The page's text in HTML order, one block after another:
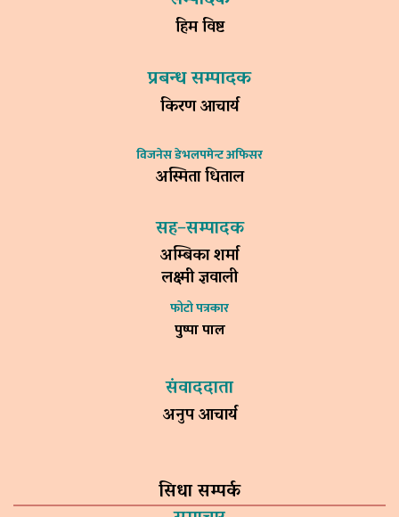
हिम विष्ट
प्रबन्ध सम्पादक
किरण आचार्य
विजनेस डेभलपमेन्ट अफिसर
अस्मिता धिताल
सह–सम्पादक
अम्बिका शर्मा
लक्ष्मी ज्ञवाली
फोटो पत्रकार
पुष्पा पाल
संवाददाता
अनुप आचार्य
सिधा सम्पर्क